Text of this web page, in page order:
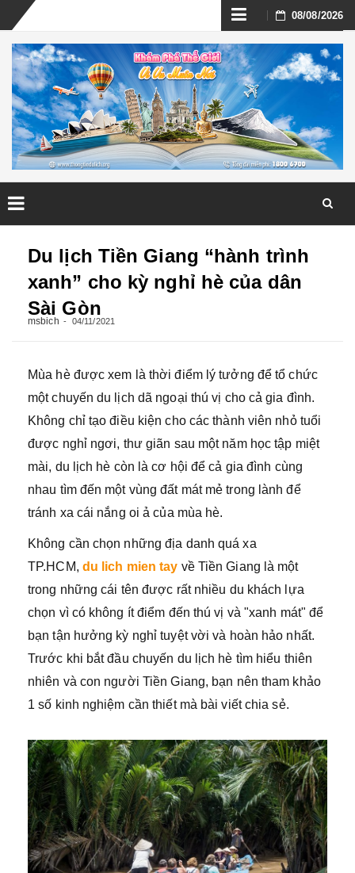
Skip
to
content
08/08/2026
Du lịch Tiền Giang “hành trình
xanh” cho kỳ nghỉ hè của dân
Sài Gòn
msbich 04/11/2021
Mùa hè được xem là thời điểm lý tưởng để tổ chức
một chuyến du lịch dã ngoại thú vị cho cả gia đình.
Không chỉ tạo điều kiện cho các thành viên nhỏ tuổi
được nghỉ ngơi, thư giãn sau một năm học tập miệt
mài, du lịch hè còn là cơ hội để cả gia đình cùng
nhau tìm đến một vùng đất mát mẻ trong lành để
tránh xa cái nắng oi ả của mùa hè.
Không cần chọn những địa danh quá xa
TP.HCM, du lich mien tay về Tiền Giang là một
trong những cái tên được rất nhiều du khách lựa
chọn vì có không ít điểm đến thú vị và "xanh mát" để
bạn tận hưởng kỳ nghỉ tuyệt vời và hoàn hảo nhất.
Trước khi bắt đầu chuyến du lịch hè tìm hiểu thiên
nhiên và con người Tiền Giang, bạn nên tham khảo
1 số kinh nghiệm cần thiết mà bài viết chia sẻ.